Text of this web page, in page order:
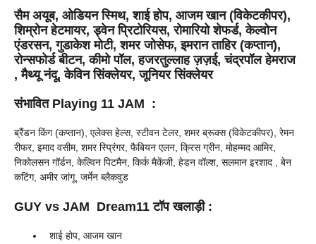
सैम अयूब, ओडियन स्मिथ, शाई होप, आजम खान (विकेटकीपर),
शिम्रोन हेटमायर, ड्वेन प्रिटोरियस, रोमारियो शेफर्ड, केल्वोन
एंडरसन, गुडाकेश मोटी, शमर जोसेफ, इमरान ताहिर (कप्तान),
रोन्सफोर्ड बीटन, कीमो पॉल, हजरतुल्लाह ज़ज़ई, चंद्रपॉल हेमराज
, मैथ्यू नंदू, केविन सिंक्लेयर, जूनियर सिंक्लेयर
संभावित Playing 11 JAM :
ब्रैंडन किंग (कप्तान), एलेक्स हेल्स, स्टीवन टेलर, शमर ब्रूक्स (विकेटकीपर), रेमन
रीफर, इमाद वसीम, शमर स्प्रिंगर, फैबियन एलन, क्रिस ग्रीन, मोहम्मद आमिर,
निकोलसन गॉर्डन, केल्विन पिटमैन, किर्क मैकेंजी, हेडन वॉल्श, सलमान इरशाद , बेन
कटिंग, अमीर जांगू, जर्मेन ब्लैकवुड
GUY vs JAM Dream11 टॉप खलाड़ी :
शाई होप, आजम खान